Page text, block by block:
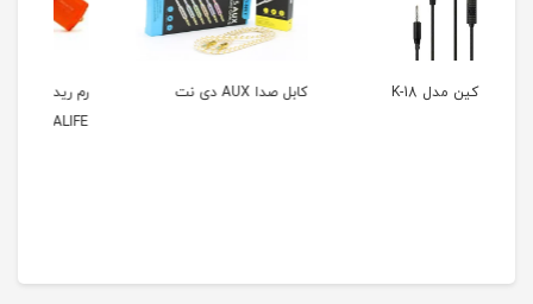
کابل صدا AUX دی نت
رم ریدر چندکاره USB مدل